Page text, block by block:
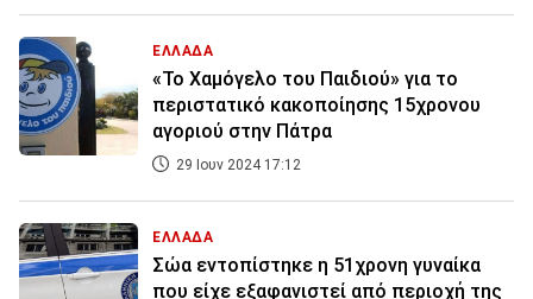
ΕΛΛΑΔΑ
«Το Χαμόγελο του Παιδιού» για το
περιστατικό κακοποίησης 15χρονου
αγοριού στην Πάτρα
29 Ιουν 2024 17:12
ΕΛΛΑΔΑ
Σώα εντοπίστηκε η 51χρονη γυναίκα
που είχε εξαφανιστεί από περιοχή της